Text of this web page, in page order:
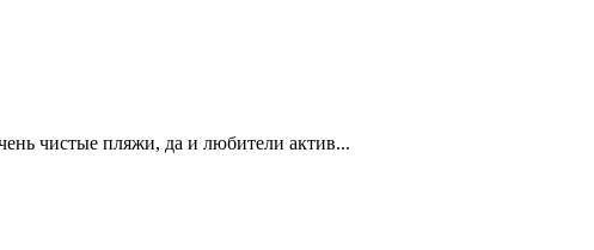
чистые пляжи, да и любители актив...